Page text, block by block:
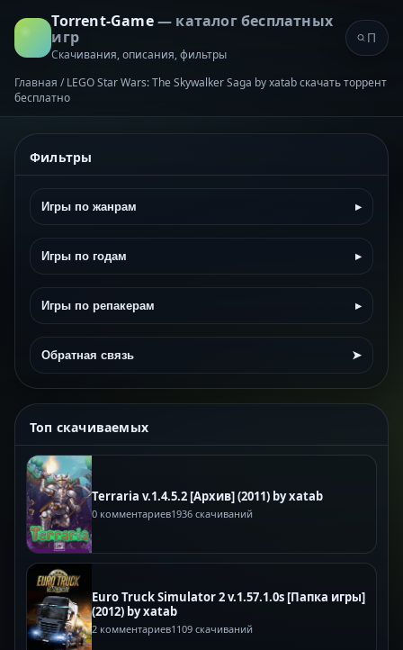
Torrent-Game— каталог бесплатных
игр
Скачивания, описания, фильтры
Главная / LEGO Star Wars: The Skywalker Saga by xatab скачать торрент
бесплатно
Фильтры
Игры по жанрам ▸
Игры по годам ▸
Игры по репакерам ▸
Обратная связь ➤
Топ скачиваемых
Terraria v.1.4.5.2 [Архив] (2011) by xatab
0 комментариев1936 скачиваний
Euro Truck Simulator 2 v.1.57.1.0s [Папка игры]
(2012) by xatab
2 комментариев1109 скачиваний